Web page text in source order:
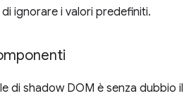
ignorare i valori predefiniti.
di shadow DOM è senza dubbio il